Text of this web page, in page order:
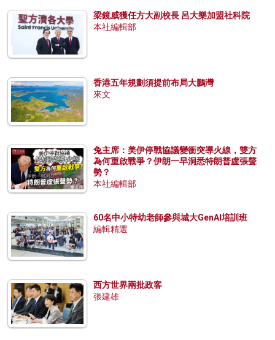
梁鏡威獲任方大副校長 呂大樂加盟社科院
本社編輯部
香港五年規劃須提前布局大鵬灣
來文
兔主席：美伊停戰協議變衝突導火線，雙方
為何重啟戰爭？伊朗一早洞悉特朗普虛張聲
勢？
本社編輯部
60名中小特幼老師參與城大GenAI培訓班
編輯精選
西方世界兩批政客
張建雄